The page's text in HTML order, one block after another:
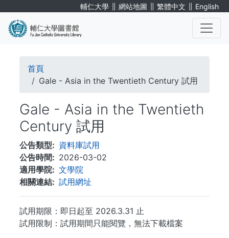
輔仁大學 ∥ 網站地圖 ∥ 繁體中文 ∥ English
導
航
連
結
首頁
Gale - Asia in the Twentieth Century 試用
Gale - Asia in the Twentieth
Century 試用
公告類型
資料庫試用
公告時間
2026-03-02
適用學院
文學院
相關連結
試用網址
試用期限：即日起至 2026.3.31 止
試用限制：試用期間只能閱覽，無法下載檔案